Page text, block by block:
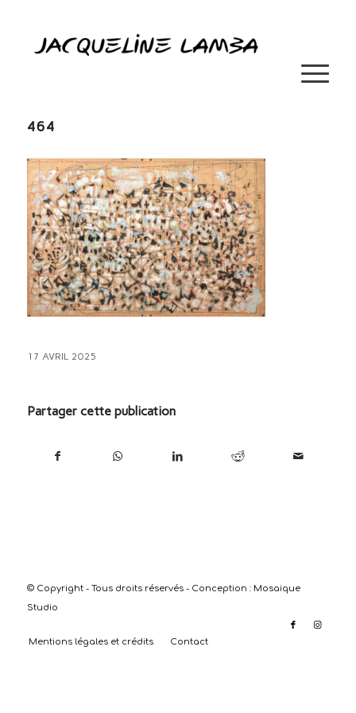
464
17 AVRIL 2025
Partager cette publication
© Copyright - Tous droits réservés - Conception : Mosaique
Studio
Mentions légales et crédits Contact